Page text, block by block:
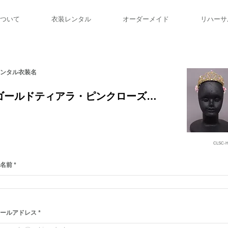
いて 衣装レンタル オーダーメイド リハー
タル衣装名
前
ルアドレス